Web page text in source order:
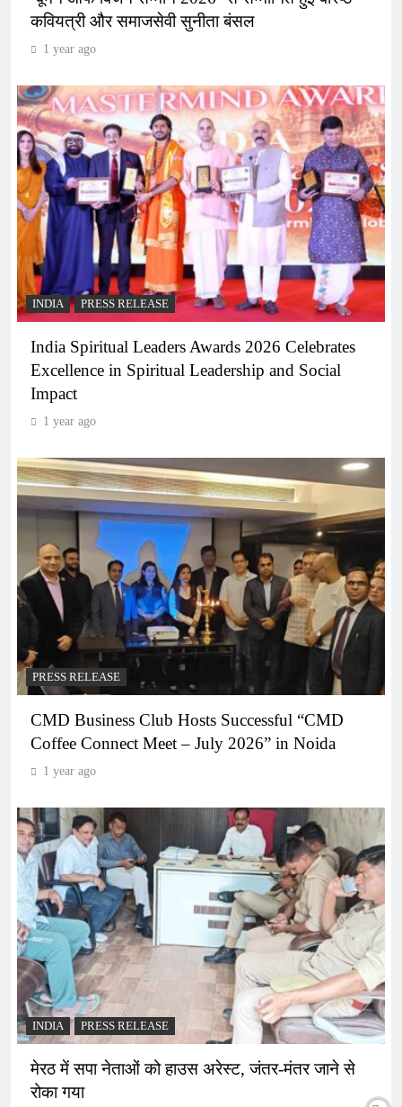
कवियत्री और समाजसेवी सुनीता बंसल
1 year ago
INDIA PRESS RELEASE
India Spiritual Leaders Awards 2026 Celebrates
Excellence in Spiritual Leadership and Social
Impact
1 year ago
PRESS RELEASE
CMD Business Club Hosts Successful “CMD
Coffee Connect Meet – July 2026” in Noida
1 year ago
INDIA PRESS RELEASE
मेरठ में सपा नेताओं को हाउस अरेस्ट, जंतर-मंतर जाने से
रोका गया